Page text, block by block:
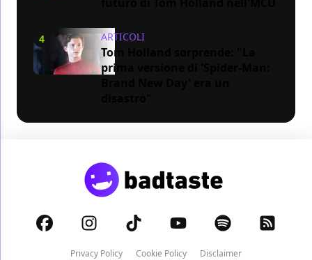
4 ARTICOLI
Tom Holland sorprende: "La
prima versione di 'Spider-Man:
Privacy Policy Cookie Policy Disclaimer